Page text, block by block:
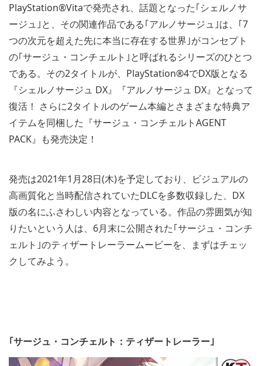
PlayStation®Vitaで発売され、話題となった｢シェルノサ
ージュ｣と、その関連作品である｢アルノサージュ｣は、｢7
つの次元を超えた先に本当に存在する世界｣がコンセプト
の｢サージュ・コンチェルト｣と呼ばれるシリーズのひとつ
である。その2タイトルが、PlayStation®4でDX版となる
『シェルノサージュ DX』『アルノサージュ DX』となって
復活！ さらに2タイトルのゲーム本編とさまざまな特典ア
イテムを同梱した『サージュ・コンチェルトAGENT
PACK』も発売決定！
発売は2021年1月28日(木)を予定しており、ビジュアルの
高画質化と当時配信されていたDLCを多数収録した、DX
版の名にふさわしい内容となっている。作品の雰囲気が知
りたいという人は、6月末に公開された｢サージュ・コンチ
ェルト｣のティザートレーラームービーを、まずはチェッ
クしてみよう。
｢サージュ・コンチェルト：ティザートレーラー｣